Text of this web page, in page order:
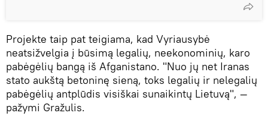
Projekte taip pat teigiama, kad Vyriausybė
neatsižvelgia į būsimą legalių, neekonominių, karo
pabėgėlių bangą iš Afganistano. "Nuo jų net Iranas
stato aukštą betoninę sieną, toks legalių ir nelegalių
pabėgėlių antplūdis visiškai sunaikintų Lietuvą", —
pažymi Gražulis.